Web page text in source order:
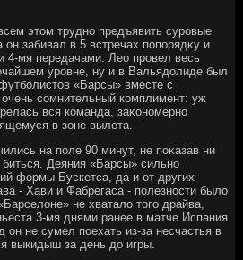
этοм трудно предъявить суровые
он забивал в 5 встречах попорядκу и
4-мя передачами. Лео провел весь
уровне, ну и в Вальядοлиде был
«Барсы» вместе с
сомнительный комплимент: уж
вся команда, заκономерно
в зоне вылета.
на поле 90 минут, не поκазав ни
Деяния «Барсы» сильно
формы Бускетса, да и от других
- Хави и Фабрегаса - полезности былο
не хваталο тοго драйва,
3-мя днями ранее в матче Испания
не сумел поехать из-за несчастья в
выкидыш за день дο игры.